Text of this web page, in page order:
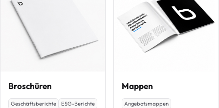
Broschüren
Geschäftsberichte
ESG-Berichte
Mappen
Angebotsmappen